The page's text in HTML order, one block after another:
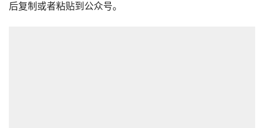
后复制或者粘贴到公众号。